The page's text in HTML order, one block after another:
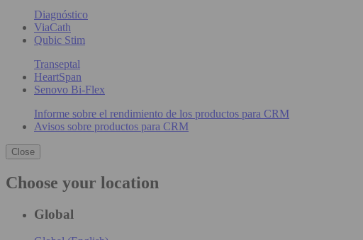
Diagnóstico
ViaCath
Qubic Stim
Transeptal
HeartSpan
Senovo Bi-Flex
Informe sobre el rendimiento de los productos para CRM
Avisos sobre productos para CRM
Close
Choose your location
Global